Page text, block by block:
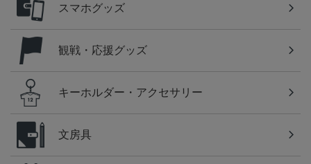
スマホグッズ
観戦・応援グッズ
キーホルダー・アクセサリー
文房具